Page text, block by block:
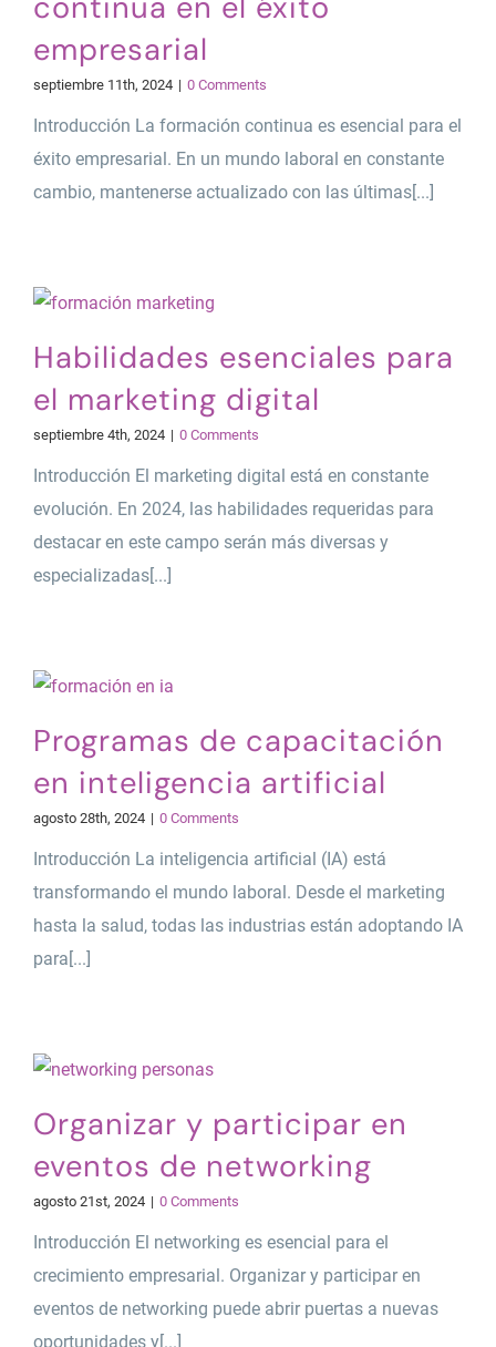
empresarial
septiembre 11th, 2024 | 0 Comments
Introducción La formación continua es esencial para el
éxito empresarial. En un mundo laboral en constante
cambio, mantenerse actualizado con las últimas[...]
Habilidades esenciales para
el marketing digital
septiembre 4th, 2024 | 0 Comments
Introducción El marketing digital está en constante
evolución. En 2024, las habilidades requeridas para
destacar en este campo serán más diversas y
especializadas[...]
Programas de capacitación
en inteligencia artificial
agosto 28th, 2024 | 0 Comments
Introducción La inteligencia artificial (IA) está
transformando el mundo laboral. Desde el marketing
hasta la salud, todas las industrias están adoptando IA
para[...]
Organizar y participar en
eventos de networking
agosto 21st, 2024 | 0 Comments
Introducción El networking es esencial para el
crecimiento empresarial. Organizar y participar en
eventos de networking puede abrir puertas a nuevas
oportunidades y[...]